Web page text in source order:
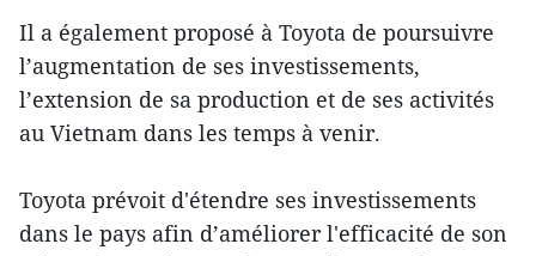
Il a également proposé à Toyota de poursuivre
l’augmentation de ses investissements,
l’extension de sa production et de ses activités
au Vietnam dans les temps à venir.
Toyota prévoit d'étendre ses investissements
dans le pays afin d’améliorer l'efficacité de son